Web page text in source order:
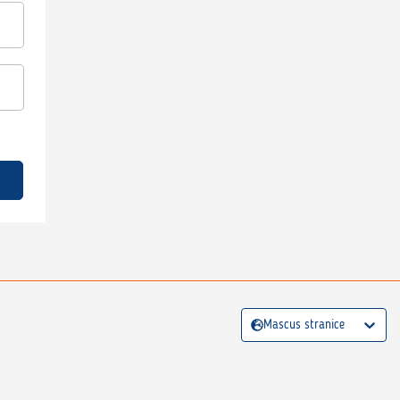
Mascus stranice